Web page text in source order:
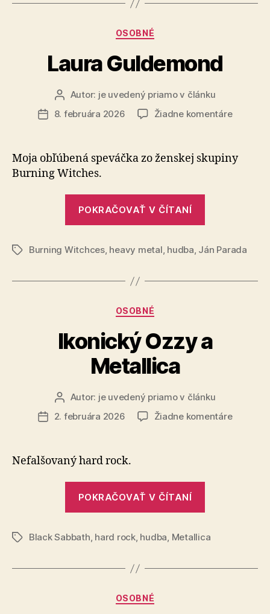
Kategórie
OSOBNÉ
Laura Guldemond
Autor
článku
Autor: je uvedený priamo v článku
Dátum
8. februára 2026 Žiadne komentárena
Moja obľúbená speváčka zo ženskej skupiny
Burning Witches.
POKRAČOVAŤ V ČÍTANÍ
ZnačkyBurning Witchces, heavy metal, hudba, Ján Parada
Kategórie
OSOBNÉ
Ikonický Ozzy a
Metallica
Autor
článku
Autor: je uvedený priamo v článku
Dátum
2. februára 2026 Žiadne komentárena
Nefalšovaný hard rock.
POKRAČOVAŤ V ČÍTANÍ
Metallica“
ZnačkyBlack Sabbath, hard rock, hudba, Metallica
Kategórie
OSOBNÉ